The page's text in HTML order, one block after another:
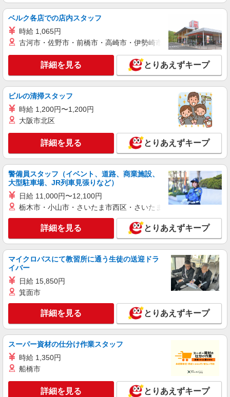
ベルク各店での店内スタッフ
時給 1,065円
古河市・佐野市・前橋市・高崎市・伊勢崎市・太田市・館林市
詳細を見る とりあえずキープ
ビルの清掃スタッフ
時給 1,200円〜1,200円
大阪市北区
詳細を見る とりあえずキープ
警備員スタッフ（イベント、道路、商業施設、
大型駐車場、JR列車見張りなど）
日給 11,000円〜12,100円
栃木市・小山市・さいたま市西区・さいたま市岩槻区・久喜市・
詳細を見る とりあえずキープ
マイクロバスにて教習所に通う生徒の送迎ドラ
イバー
日給 15,850円
箕面市
詳細を見る とりあえずキープ
スーパー資材の仕分け作業スタッフ
時給 1,350円
船橋市
詳細を見る とりあえずキープ